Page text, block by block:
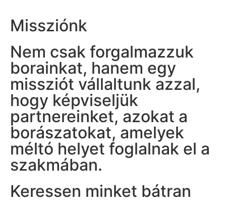
Missziónk
Nem csak forgalmazzuk
borainkat, hanem egy
missziót vállaltunk azzal,
hogy képviseljük
partnereinket, azokat a
borászatokat, amelyek
méltó helyet foglalnak el a
szakmában.
Keressen minket bátran